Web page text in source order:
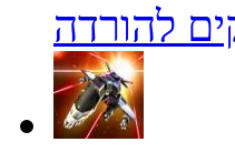
להורדה